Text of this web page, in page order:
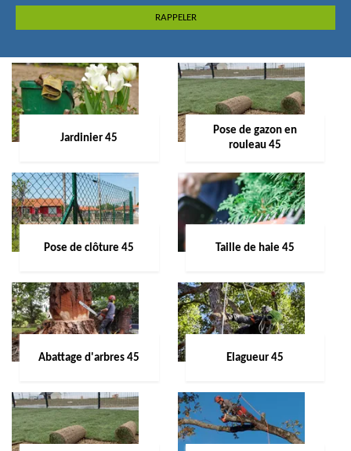
Jardinier 45
Pose de gazon en
rouleau 45
Pose de clôture 45 Taille de haie 45
Abattage d'arbres 45 Elagueur 45